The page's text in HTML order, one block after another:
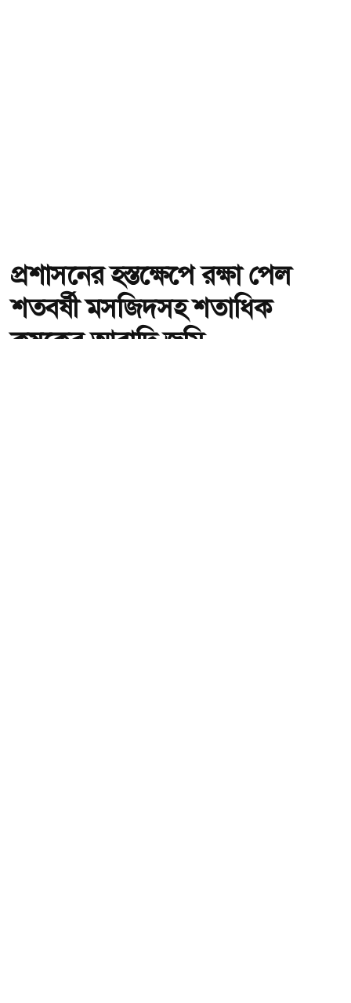
প্রশাসনের হস্তক্ষেপে রক্ষা পেল
শতবর্ষী মসজিদসহ শতাধিক
কৃষকের আবাদি জমি